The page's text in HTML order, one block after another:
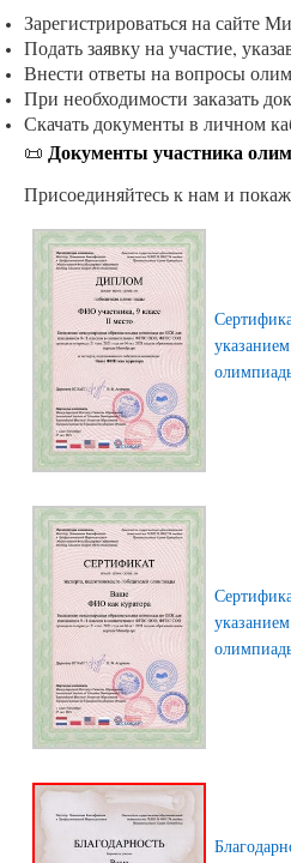
Зарегистрироваться на сайте
Подать заявку на участие,
Внести ответы на вопросы
При необходимости заказать
Скачать документы в личном
📜 Документы участника
Присоединяйтесь к нам и